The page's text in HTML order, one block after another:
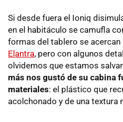
Si desde fuera el Ioniq
en el habitáculo se camufla
formas del tablero se
Elantra, pero con algunos
olvidemos que estamos
más nos gustó de su cabina
materiales: el plástico que
acolchonado y de una textura